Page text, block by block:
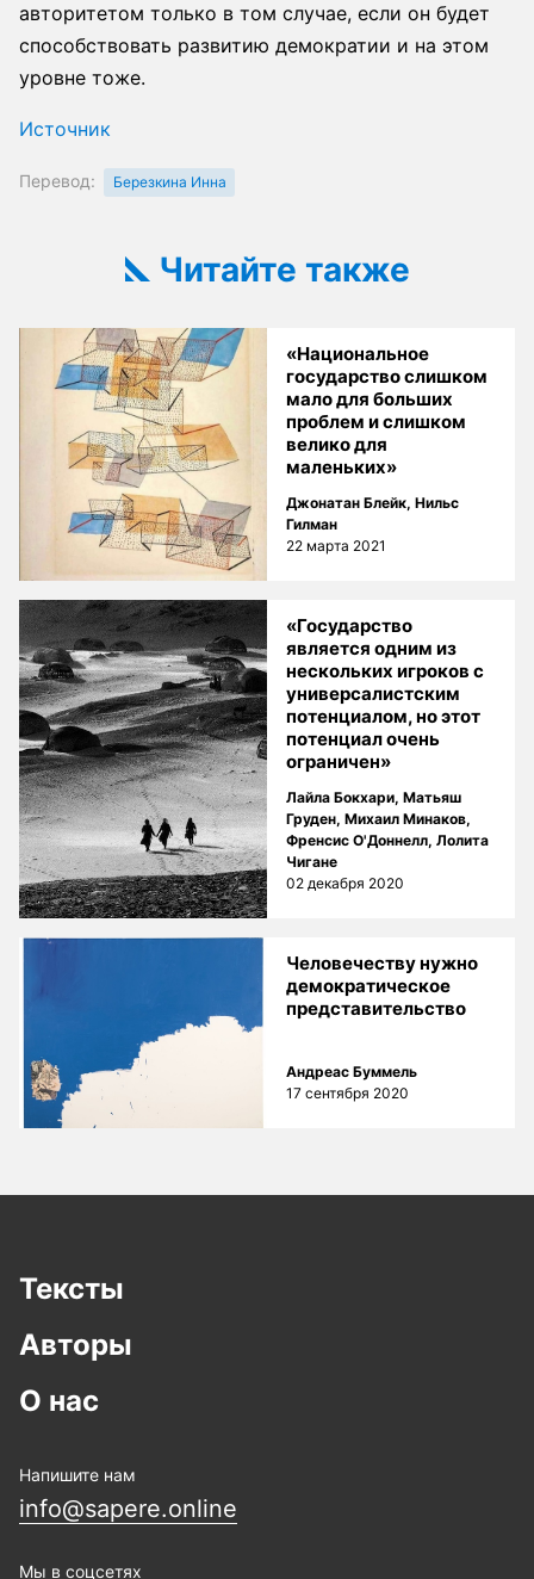
авторитетом только в том случае, если он будет
способствовать развитию демократии и на этом
уровне тоже.
Источник
Перевод: Березкина Инна
Читайте также
«Национальное
государство слишком
мало для больших
проблем и слишком
велико для
маленьких»
Джонатан Блейк, Нильс
Гилман
22 марта 2021
«Государство
является одним из
нескольких игроков с
универсалистским
потенциалом, но этот
потенциал очень
ограничен»
Лайла Бокхари, Матьяш
Груден, Михаил Минаков,
Френсис О'Доннелл, Лолита
Чигане
02 декабря 2020
Человечеству нужно
демократическое
представительство
Андреас Буммель
17 сентября 2020
Тексты
Авторы
О нас
Напишите нам
info@sapere.online
Мы в соцсетях